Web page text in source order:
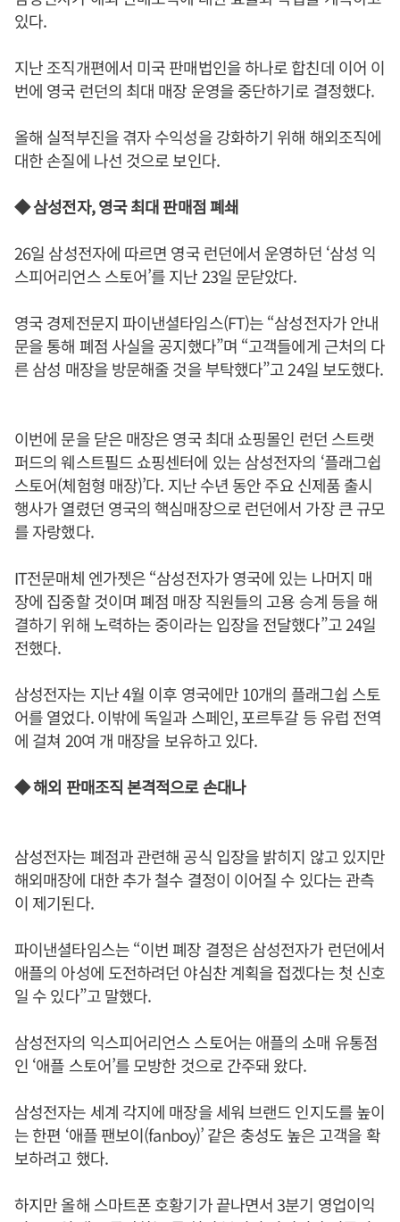
있다.
지난 조직개편에서 미국 판매법인을 하나로 합친데 이어 이
번에 영국 런던의 최대 매장 운영을 중단하기로 결정했다.
올해 실적부진을 겪자 수익성을 강화하기 위해 해외조직에
대한 손질에 나선 것으로 보인다.
◆ 삼성전자, 영국 최대 판매점 폐쇄
26일 삼성전자에 따르면 영국 런던에서 운영하던 ‘삼성 익
스피어리언스 스토어’를 지난 23일 문닫았다.
영국 경제전문지 파이낸셜타임스(FT)는 “삼성전자가 안내
문을 통해 폐점 사실을 공지했다”며 “고객들에게 근처의 다
른 삼성 매장을 방문해줄 것을 부탁했다”고 24일 보도했다.
이번에 문을 닫은 매장은 영국 최대 쇼핑몰인 런던 스트랫
퍼드의 웨스트필드 쇼핑센터에 있는 삼성전자의 ‘플래그쉽
스토어(체험형 매장)’다. 지난 수년 동안 주요 신제품 출시
행사가 열렸던 영국의 핵심매장으로 런던에서 가장 큰 규모
를 자랑했다.
IT전문매체 엔가젯은 “삼성전자가 영국에 있는 나머지 매
장에 집중할 것이며 폐점 매장 직원들의 고용 승계 등을 해
결하기 위해 노력하는 중이라는 입장을 전달했다”고 24일
전했다.
삼성전자는 지난 4월 이후 영국에만 10개의 플래그쉽 스토
어를 열었다. 이밖에 독일과 스페인, 포르투갈 등 유럽 전역
에 걸쳐 20여 개 매장을 보유하고 있다.
◆ 해외 판매조직 본격적으로 손대나
삼성전자는 폐점과 관련해 공식 입장을 밝히지 않고 있지만
해외매장에 대한 추가 철수 결정이 이어질 수 있다는 관측
이 제기된다.
파이낸셜타임스는 “이번 폐장 결정은 삼성전자가 런던에서
애플의 아성에 도전하려던 야심찬 계획을 접겠다는 첫 신호
일 수 있다”고 말했다.
삼성전자의 익스피어리언스 스토어는 애플의 소매 유통점
인 ‘애플 스토어’를 모방한 것으로 간주돼 왔다.
삼성전자는 세계 각지에 매장을 세워 브랜드 인지도를 높이
는 한편 ‘애플 팬보이(fanboy)’ 같은 충성도 높은 고객을 확
보하려고 했다.
하지만 올해 스마트폰 호황기가 끝나면서 3분기 영업이익